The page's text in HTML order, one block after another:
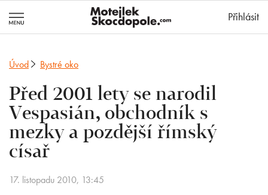
Přihlásit
Úvod Bystré oko
Před 2001 lety se narodil
Vespasián, obchodník s
mezky a pozdější římský
císař
17. listopadu 2010, 13:45